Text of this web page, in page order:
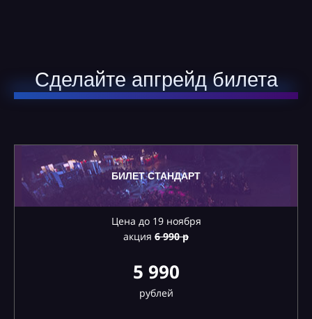
Сделайте апгрейд билета
БИЛЕТ СТАНДАРТ
Цена до 19 ноября
акция 6990 р
5 990
рублей